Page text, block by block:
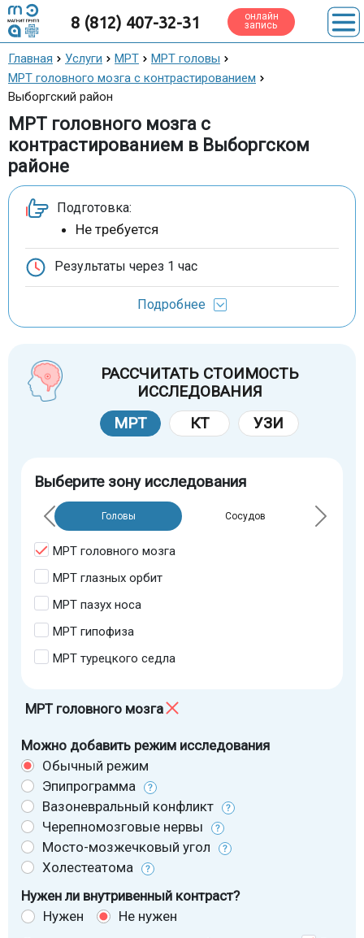
8 (812) 407-32-31 онлайн
запись
Главная Услуги МРТ
МРТ головы
МРТ головного мозга с контрастированием
Выборгский район
МРТ головного мозга с
контрастированием в Выборгском
районе
РАССЧИТАТЬ СТОИМОСТЬ
ИССЛЕДОВАНИЯ
МРТ
КТ УЗИ
Выберите зону исследования
Головы Сосудов
МРТ головного мозга
МРТ глазных орбит
МРТ пазух носа
МРТ гипофиза
МРТ турецкого седла
МРТ головного мозга
Можно добавить режим исследования
Обычный режим
Эпипрограмма
Вазоневральный конфликт
Черепномозговые нервы
Мосто-мозжечковый угол
Холестеатома
Нужен ли внутривенный контраст?
Нужен
Не нужен
Подготовка:
Не требуется
Результаты через 1 час
Подробнее